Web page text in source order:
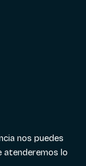
nos puedes
atenderemos lo